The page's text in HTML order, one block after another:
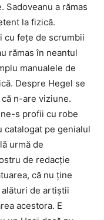
Sadoveanu a rămas
la fizică.
cu feţe de scrumbii
rămas în neantul
manualele de
Despre Hegel se
n-are viziune.
s profii cu robe
catalogat pe genialul
urmă de
de redacţie
că nu ţine
alături de artiştii
acestora. E